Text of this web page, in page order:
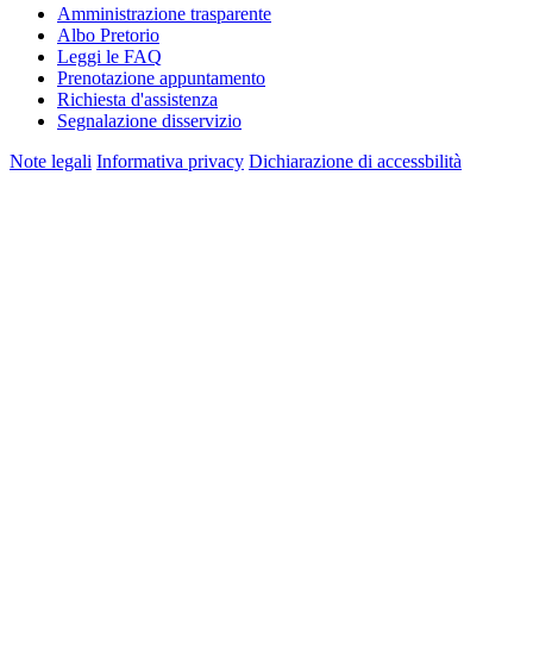
Amministrazione trasparente
Albo Pretorio
Leggi le FAQ
Prenotazione appuntamento
Richiesta d'assistenza
Segnalazione disservizio
Note legali Informativa privacy Dichiarazione di accessbilità